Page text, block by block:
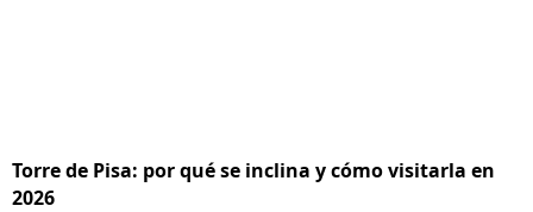
Torre de Pisa: por qué se inclina y cómo visitarla en
2026